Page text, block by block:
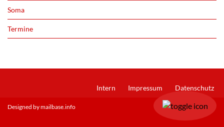
Soma
Termine
Intern Impressum Datenschutz
Designed by mailbase.info